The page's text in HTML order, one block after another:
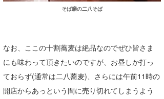
そば膳の二八そば
なお、ここの十割蕎麦は絶品なのでぜひ皆さま
にも味わって頂きたいのですが、お昼しか打っ
ておらず(通常は二八蕎麦)、さらには午前11時の
開店からあっという間に売り切れてしまうよう